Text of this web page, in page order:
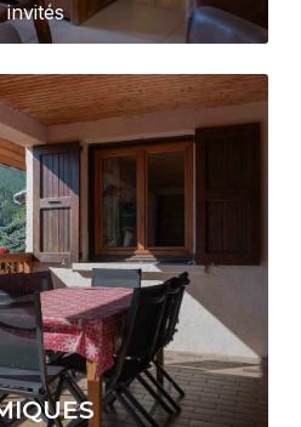
invités